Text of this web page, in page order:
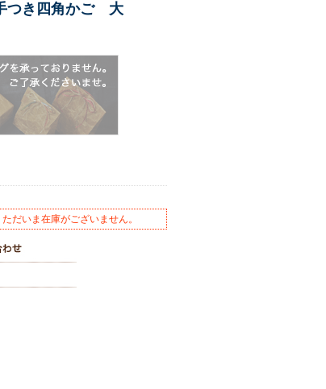
き四角かご 大
だいま在庫がございません。